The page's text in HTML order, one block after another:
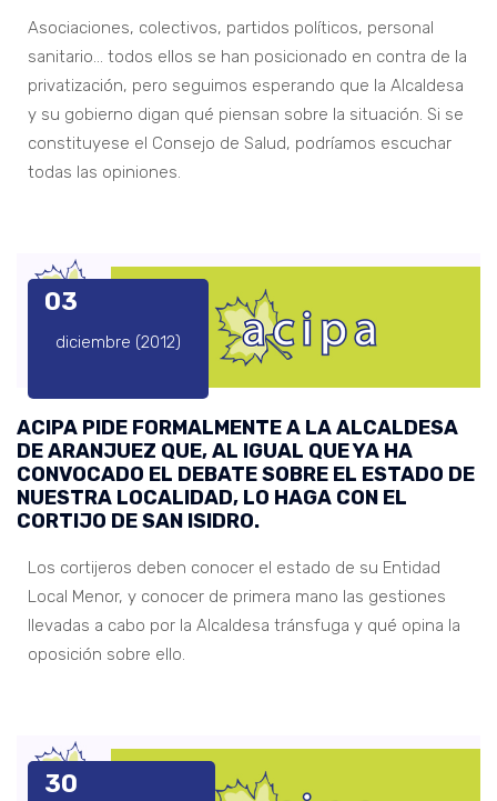
Asociaciones, colectivos, partidos políticos, personal
sanitario… todos ellos se han posicionado en contra de la
privatización, pero seguimos esperando que la Alcaldesa
y su gobierno digan qué piensan sobre la situación. Si se
constituyese el Consejo de Salud, podríamos escuchar
todas las opiniones.
03
diciembre (2012)
ACIPA PIDE FORMALMENTE A LA ALCALDESA
DE ARANJUEZ QUE, AL IGUAL QUE YA HA
CONVOCADO EL DEBATE SOBRE EL ESTADO DE
NUESTRA LOCALIDAD, LO HAGA CON EL
CORTIJO DE SAN ISIDRO.
Los cortijeros deben conocer el estado de su Entidad
Local Menor, y conocer de primera mano las gestiones
llevadas a cabo por la Alcaldesa tránsfuga y qué opina la
oposición sobre ello.
30